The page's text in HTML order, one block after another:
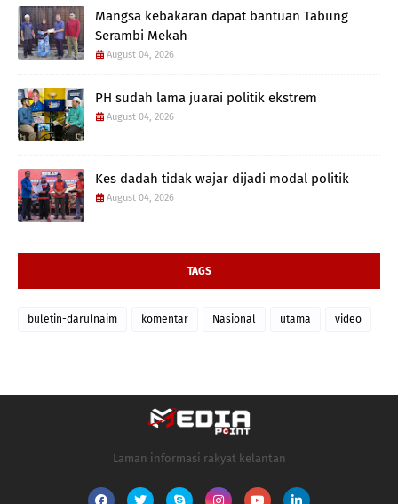
Mangsa kebakaran dapat bantuan Tabung
Serambi Mekah
August 04, 2026
PH sudah lama juarai politik ekstrem
August 04, 2026
Kes dadah tidak wajar dijadi modal politik
August 04, 2026
TAGS
buletin-darulnaim komentar Nasional utama video
Laman informasi rakyat kelantan